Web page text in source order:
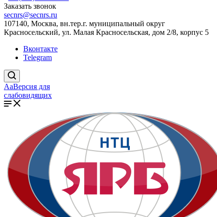
Заказать звонок
secnrs@secnrs.ru
107140, Москва, вн.тер.г. муниципальный округ
Красносельский, ул. Малая Красносельская, дом 2/8, корпус 5
Вконтакте
Telegram
AaВерсия для
слабовидящих